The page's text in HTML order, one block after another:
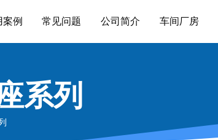
案例 常见问题 公司简介 车间厂房
系列